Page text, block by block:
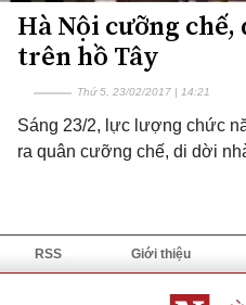
Hà Nội cưỡng
trên hồ Tây
Thứ 5, 23/02/2017 | 14:21
Sáng 23/2, lực lượng chức
ra quân cưỡng chế, di dời
RSS Giới thiệu